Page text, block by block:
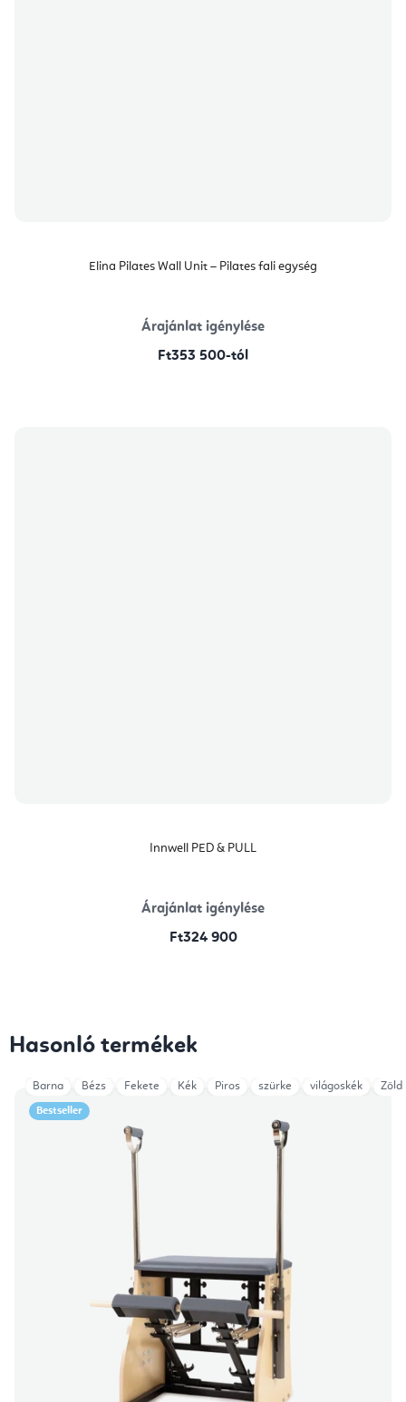
Elina Pilates Wall Unit – Pilates fali egység
Árajánlat igénylése
Ft353 500-tól
Innwell PED & PULL
Árajánlat igénylése
Ft324 900
Hasonló termékek
Bestseller
Barna Bézs Fekete Kék Piros szürke világoskék Zöld